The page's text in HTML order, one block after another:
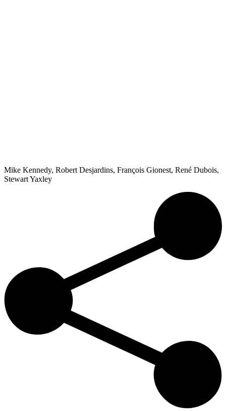
Mike Kennedy, Robert Desjardins, François Gionest, René Dubois,
Stewart Yaxley